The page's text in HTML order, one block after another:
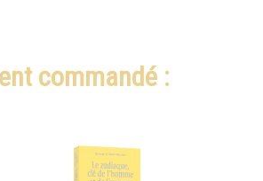
commandé :